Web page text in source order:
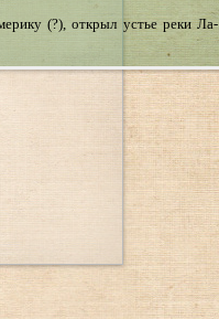
(?), открыл устье реки Ла-